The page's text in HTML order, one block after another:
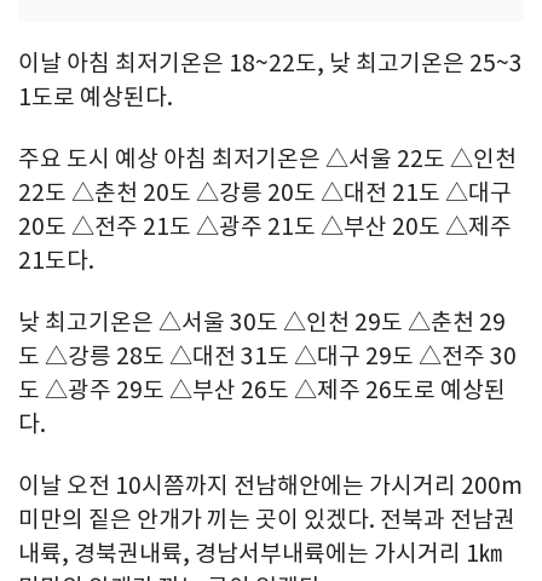
이날 아침 최저기온은 18~22도, 낮 최고기온은 25~3
1도로 예상된다.
주요 도시 예상 아침 최저기온은 △서울 22도 △인천
22도 △춘천 20도 △강릉 20도 △대전 21도 △대구
20도 △전주 21도 △광주 21도 △부산 20도 △제주
21도다.
낮 최고기온은 △서울 30도 △인천 29도 △춘천 29
도 △강릉 28도 △대전 31도 △대구 29도 △전주 30
도 △광주 29도 △부산 26도 △제주 26도로 예상된
다.
이날 오전 10시쯤까지 전남해안에는 가시거리 200m
미만의 짙은 안개가 끼는 곳이 있겠다. 전북과 전남권
내륙, 경북권내륙, 경남서부내륙에는 가시거리 1㎞